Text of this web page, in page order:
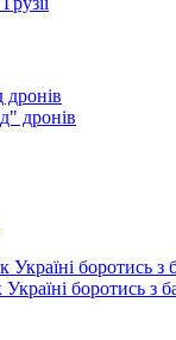
дронів
боротись з